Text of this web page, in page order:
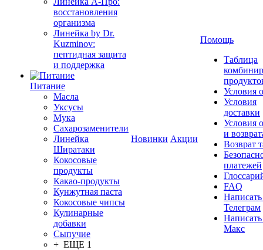
восстановления
организма
Линейка by Dr.
Kuzminov:
пептидная защита
и поддержка
Питание
Масла
Уксусы
Мука
Сахарозаменители
Линейка
Ширатаки
Кокосовые
продукты
Какао-продукты
Кунжутная паста
Кокосовые чипсы
Кулинарные
добавки
Сыпучие
+ ЕЩЕ 1
Новинки Акции
Помощь
Таблица
Условия
Условия
доставки
Условия
и
Возврат
платежей
FAQ
Телеграм
Макс